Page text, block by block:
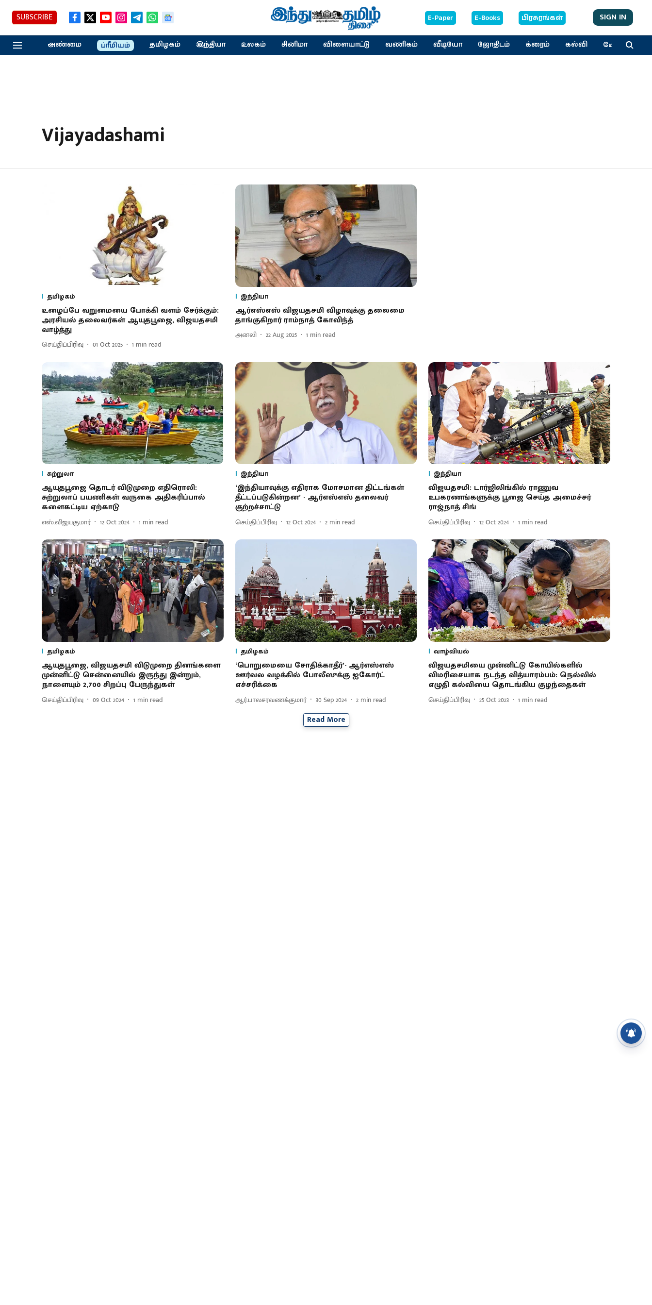
SUBSCRIBE E-Paper E-Books பிரசுரங்கள் SIGN IN
அண்மை ப்ரீமியம் தமிழகம் இந்தியா உலகம் சினிமா விளையாட்டு வணிகம் வீடியோ ஜோதிடம் க்ரைம் கல்வி மேலும்
Vijayadashami
தமிழகம்
உழைப்பே வறுமையை போக்கி வளம் சேர்க்கும்:
அரசியல் தலைவர்கள் ஆயுதபூஜை, விஜயதசமி
வாழ்த்து
செய்திப்பிரிவு 01 Oct 2025 1 min read
இந்தியா
ஆர்எஸ்எஸ் விஜயதசமி விழாவுக்கு தலைமை
தாங்குகிறார் ராம்நாத் கோவிந்த்
அனலி 22 Aug 2025 1 min read
சுற்றுலா
ஆயுதபூஜை தொடர் விடுமுறை எதிரொலி:
சுற்றுலாப் பயணிகள் வருகை அதிகரிப்பால்
களைகட்டிய ஏற்காடு
எஸ்.விஜயகுமார் 12 Oct 2024 1 min read
இந்தியா
‘இந்தியாவுக்கு எதிராக மோசமான திட்டங்கள்
தீட்டப்படுகின்றன’ - ஆர்எஸ்எஸ் தலைவர்
குற்றச்சாட்டு
செய்திப்பிரிவு 12 Oct 2024 2 min read
இந்தியா
விஜயதசமி: டார்ஜிலிங்கில் ராணுவ
உபகரணங்களுக்கு பூஜை செய்த அமைச்சர்
ராஜ்நாத் சிங்
செய்திப்பிரிவு 12 Oct 2024 1 min read
தமிழகம்
ஆயுதபூஜை, விஜயதசமி விடுமுறை தினங்களை
முன்னிட்டு சென்னையில் இருந்து இன்றும்,
நாளையும் 2,700 சிறப்பு பேருந்துகள்
செய்திப்பிரிவு 09 Oct 2024 1 min read
தமிழகம்
‘பொறுமையை சோதிக்காதீர்’- ஆர்எஸ்எஸ்
ஊர்வல வழக்கில் போலீஸுக்கு ஐகோர்ட்
எச்சரிக்கை
ஆர்.பாலசரவணக்குமார் 30 Sep 2024 2 min read
வாழ்வியல்
விஜயதசமியை முன்னிட்டு கோயில்களில்
விமரிசையாக நடந்த வித்யாரம்பம்: நெல்லில்
எழுதி கல்வியை தொடங்கிய குழந்தைகள்
செய்திப்பிரிவு 25 Oct 2023 1 min read
Read More